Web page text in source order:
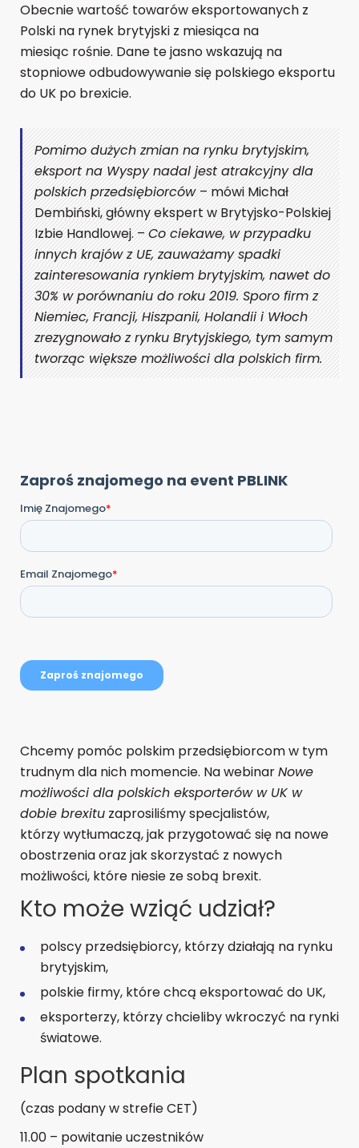
Obecnie wartość towarów eksportowanych z
Polski na rynek brytyjski z miesiąca na
miesiąc rośnie. Dane te jasno wskazują na
stopniowe odbudowywanie się polskiego eksportu
do UK po brexicie.
Pomimo dużych zmian na rynku brytyjskim,
eksport na Wyspy nadal jest atrakcyjny dla
polskich przedsiębiorców– mówiMichał
Dembiński, główny ekspert w Brytyjsko-Polskiej
Izbie Handlowej. –Co ciekawe, w przypadku
innych krajów z UE, zauważamy spadki
zainteresowania rynkiem brytyjskim, nawet do
30% w porównaniu do roku 2019. Sporo firm z
Niemiec, Francji, Hiszpanii, Holandii i Włoch
zrezygnowało z rynku Brytyjskiego, tym samym
tworząc większe możliwości dla polskich firm.
Chcemy pomóc polskim przedsiębiorcom w tym
trudnym dla nich momencie. Na webinarNowe
możliwości dla polskich eksporterów w UK w
dobie brexitu zaprosiliśmy specjalistów,
którzy wytłumaczą, jak przygotować się na nowe
obostrzenia oraz jak skorzystać z nowych
możliwości, które niesie ze sobą brexit.
Kto może wziąć udział?
polscy przedsiębiorcy, którzy działają na rynku
brytyjskim,
polskie firmy, które chcą eksportować do UK,
eksporterzy, którzy chcieliby wkroczyć na rynki
światowe.
Plan spotkania
(czas podany w strefie CET)
11.00 – powitanie uczestników